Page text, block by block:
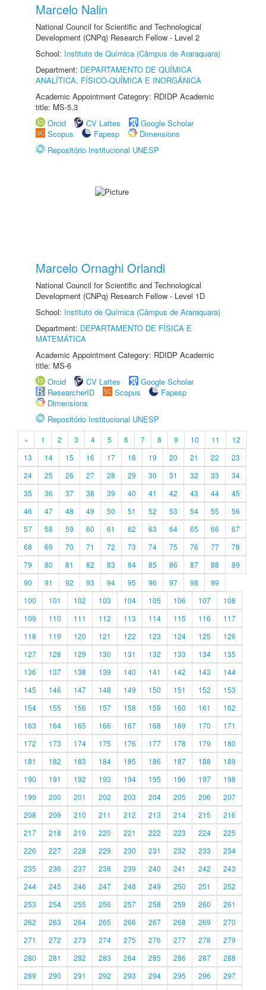
Marcelo Nalin
National Council for Scientific and Technological
Development (CNPq) Research Fellow - Level 2
School: Instituto de Química (Câmpus de Araraquara)
Department: DEPARTAMENTO DE QUÍMICA
ANALÍTICA, FÍSICO-QUÍMICA E INORGÂNICA
Academic Appointment Category: RDIDP Academic
title: MS-5.3
Orcid
CV Lattes
Google Scholar
Scopus
Fapesp
Dimensions
Repositório Institucional UNESP
Marcelo Ornaghi Orlandi
National Council for Scientific and Technological
Development (CNPq) Research Fellow - Level 1D
School: Instituto de Química (Câmpus de Araraquara)
Department: DEPARTAMENTO DE FÍSICA E
MATEMÁTICA
Academic Appointment Category: RDIDP Academic
title: MS-6
Orcid
CV Lattes
Google Scholar
ResearcherID
Scopus
Fapesp
Dimensions
Repositório Institucional UNESP
« 1 2 3 4 5 6 7 8 9 10 11
12
13
14 15 16 17 18 19 20 21 22
23
24
25 26 27 28 29 30 31 32 33
34
35
36 37 38 39 40 41 42 43 44
45
46
47 48 49 50 51 52 53 54 55
56
57
58 59 60 61 62 63 64 65 66
67
68
69 70 71 72 73 74 75 76 77
78
79
80 81 82 83 84 85 86 87 88
89
90
91 92 93 94 95 96 97 98
99
100
101 102 103 104 105 106 107
108
109
110 111 112 113 114 115 116
117
118
119 120 121 122 123 124 125
126
127
128 129 130 131 132 133 134
135
136
137 138 139 140 141 142 143
144
145
146 147 148 149 150 151 152
153
154
155 156 157 158 159 160 161
162
163
164 165 166 167 168 169 170
171
172
173 174 175 176 177 178 179
180
181
182 183 184 185 186 187 188
189
190
191 192 193 194 195 196 197
198
199
200 201 202 203 204 205 206
207
208
209 210 211 212 213 214 215
216
217
218 219 220 221 222 223 224
225
226
227 228 229 230 231 232 233
234
235
236 237 238 239 240 241 242
243
244
245 246 247 248 249 250 251
252
253
254 255 256 257 258 259 260
261
262
263 264 265 266 267 268 269
270
271
272 273 274 275 276 277 278
279
280
281 282 283 284 285 286 287
288
289
290 291 292 293 294 295 296
297